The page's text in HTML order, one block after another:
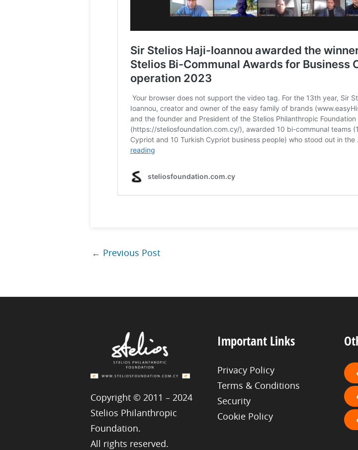
← Previous Post
Copyright © 2011 – 2024
Stelios Philanthropic
Foundation.
All rights reserved.
Important Links
Privacy Policy
Terms & Conditions
Security
Cookie Policy